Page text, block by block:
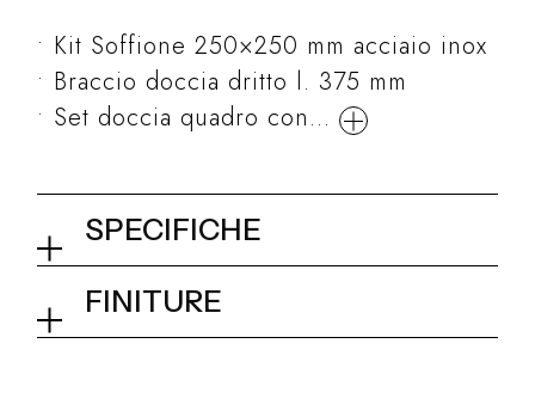
Kit Soffione 250×250 mm acciaio inox
Braccio doccia dritto l. 375 mm
Set doccia quadro con...
SPECIFICHE
Kit
FINITURE